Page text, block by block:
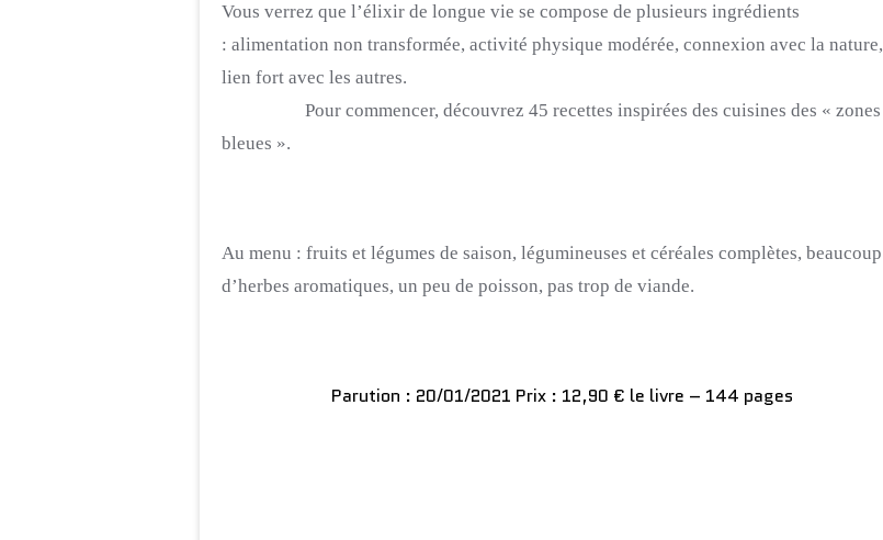
Vous verrez que l’élixir de longue vie se compose de plusieurs ingrédients
: alimentation non transformée, activité physique modérée, connexion avec la nature,
lien fort avec les autres.
Pour commencer, découvrez 45 recettes inspirées des cuisines des « zones
bleues ».
Au menu : fruits et légumes de saison, légumineuses et céréales complètes, beaucoup
d’herbes aromatiques, un peu de poisson, pas trop de viande.
Parution : 20/01/2021 Prix : 12,90 € le livre – 144 pages